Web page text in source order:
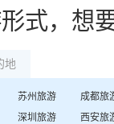
式，想
地
苏州旅游 成都旅
深圳 旅游 西安旅